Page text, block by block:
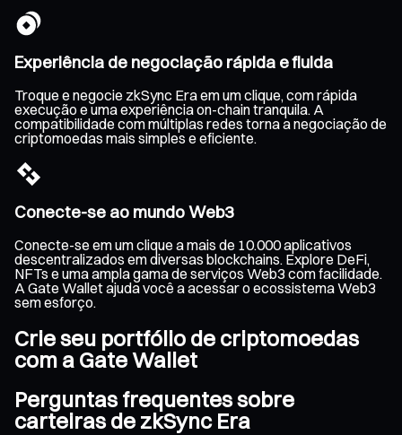
Experiência de negociação rápida e fluida
Troque e negocie zkSync Era em um clique, com rápida
execução e uma experiência on-chain tranquila. A
compatibilidade com múltiplas redes torna a negociação de
criptomoedas mais simples e eficiente.
Conecte-se ao mundo Web3
Conecte-se em um clique a mais de 10.000 aplicativos
descentralizados em diversas blockchains. Explore DeFi,
NFTs e uma ampla gama de serviços Web3 com facilidade.
A Gate Wallet ajuda você a acessar o ecossistema Web3
sem esforço.
Crie seu portfólio de criptomoedas
com a Gate Wallet
Perguntas frequentes sobre
carteiras de zkSync Era